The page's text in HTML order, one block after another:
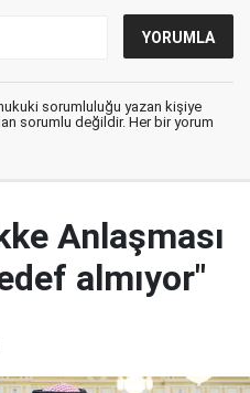
sorumluluğu yazan kişiye
sorumlu değildir. Her bir yorum
Anlaşması
almıyor"